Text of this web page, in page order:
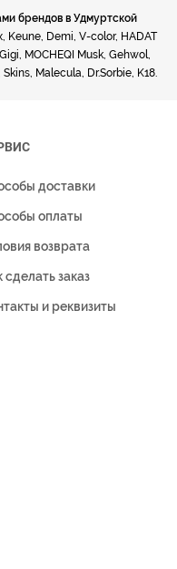
брендов в Удмуртской
Keune, Demi, V-color, HADAT
MOCHEQI Musk, Gehwol,
Malecula, Dr.Sorbie, K18.
доставки
оплаты
возврата
сделать заказ
и реквизиты